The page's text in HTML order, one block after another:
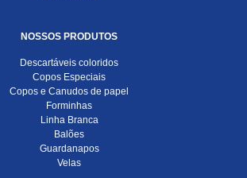
NOSSOS PRODUTOS
Descartáveis coloridos
Copos Especiais
Copos e Canudos de papel
Forminhas
Linha Branca
Balões
Guardanapos
Velas